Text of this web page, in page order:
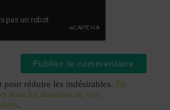
pour réduire les indésirables. En
dont les données de vos
.